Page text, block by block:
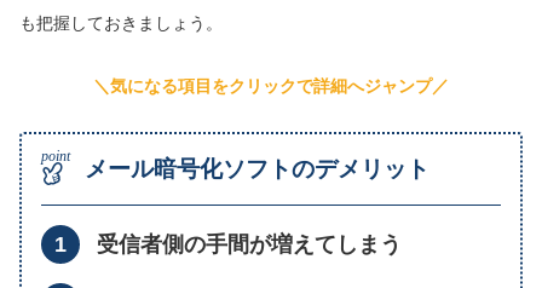
も把握しておきましょう。
＼気になる項目をクリックで詳細へジャンプ／
メール暗号化ソフトのデメリット
受信者側の手間が増えてしまう